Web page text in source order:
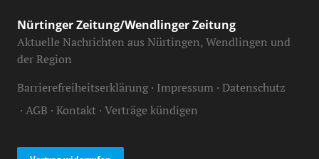
Nürtinger Zeitung/Wendlinger Zeitung
Aktuelle Nachrichten aus Nürtingen, Wendlingen und
der Region
Barrierefreiheitserklärung Impressum Datenschutz
AGB Kontakt Verträge kündigen